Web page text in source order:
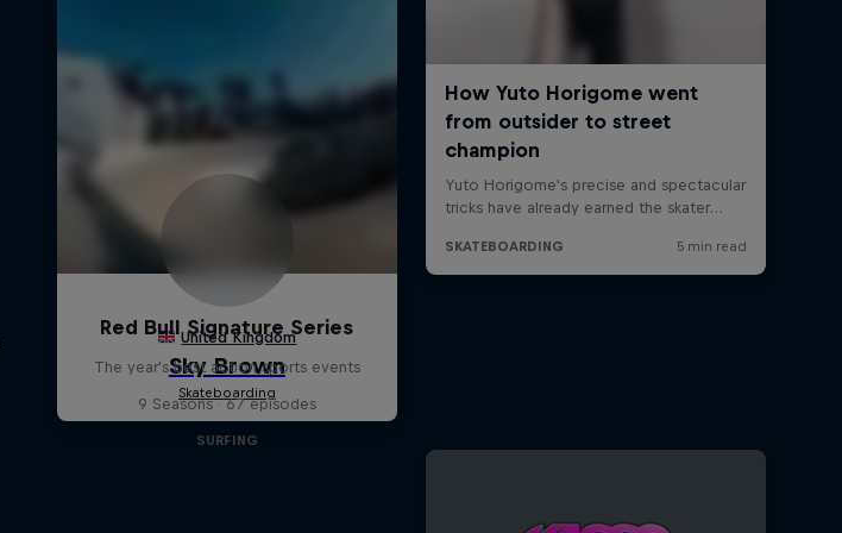
Red Bull Signature Series
The year's best action sports events
9 Seasons · 67 episodes
SURFING